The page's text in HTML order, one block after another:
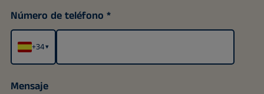
Número de teléfono
+34▾
Mensaje